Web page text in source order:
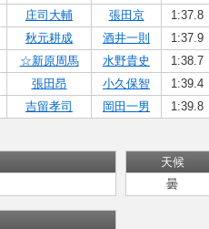
庄司大輔 張田京 1:37.8
秋元耕成 酒井一則 1:37.9
☆新原周馬 水野貴史 1:38.7
張田昂 小久保智 1:39.4
吉留孝司 岡田一男 1:39.8
天候
曇